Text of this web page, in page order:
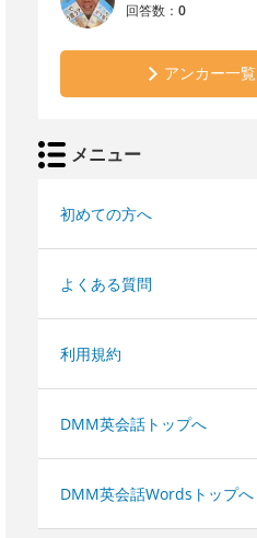
回答数： 0
アンカー一覧
メニュー
初めての方へ
よくある質問
利用規約
DMM英会話トップへ
DMM英会話Wordsトップへ